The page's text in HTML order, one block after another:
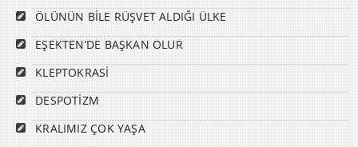
ÖLÜNÜN BİLE RÜŞVET ALDIĞI ÜLKE
EŞEKTEN’DE BAŞKAN OLUR
KLEPTOKRASİ
DESPOTİZM
KRALIMIZ ÇOK YAŞA